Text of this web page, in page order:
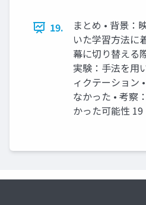
19.
まとめ • 背景：
いた学習方法に
幕に切り替える
実験：手法を用
ィクテーション
なかった • 考察
かった可能性 19